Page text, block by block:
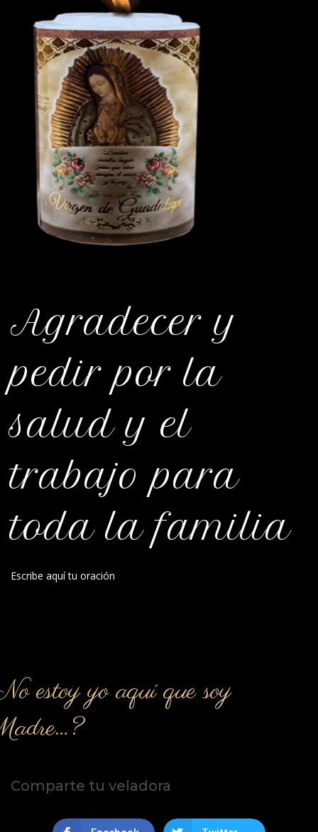
Agradecer y
pedir por la
salud y el
trabajo para
toda la familia
Escribe aquí tu oración
estoy yo aquí que soy
Comparte tu veladora